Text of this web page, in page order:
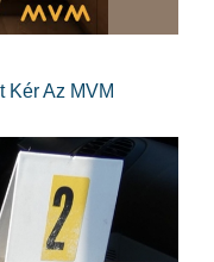
Kér Az MVM